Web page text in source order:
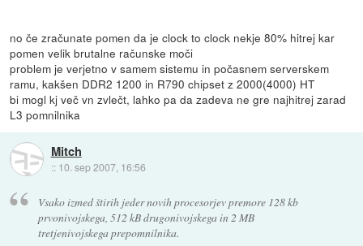
no če zračunate pomen da je clock to clock nekje 80% hitrej kar
pomen velik brutalne računske moči
problem je verjetno v samem sistemu in počasnem serverskem
ramu, kakšen DDR2 1200 in R790 chipset z 2000(4000) HT
bi mogl kj več vn zvlečt, lahko pa da zadeva ne gre najhitrej zarad
L3 pomnilnika
Mitch
:: 10. sep 2007, 16:56
Vsako izmed štirih jeder novih procesorjev premore 128 kb
prvonivojskega, 512 kB drugonivojskega in 2 MB
tretjenivojskega prepomnilnika.